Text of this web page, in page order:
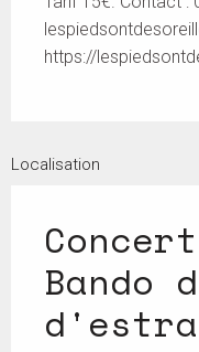
https://
Localisation
Bando